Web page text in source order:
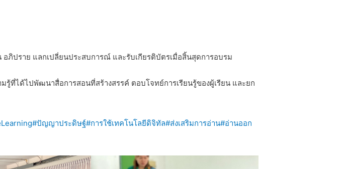
ภิปราย แลกเปลี่ยนประสบการณ์ และรับเกียรติบัตรเมื่อสิ้นสุดการอบรม
รู้ที่ได้ไปพัฒนาสื่อการสอนที่สร้างสรรค์ ตอบโจทย์การเรียนรู้ของผู้เรียน และยก
#ปัญญาประดิษฐ์#การใช้เทคโนโลยีดิจิทัล#ส่งเสริมการอ่าน#อ่านออก